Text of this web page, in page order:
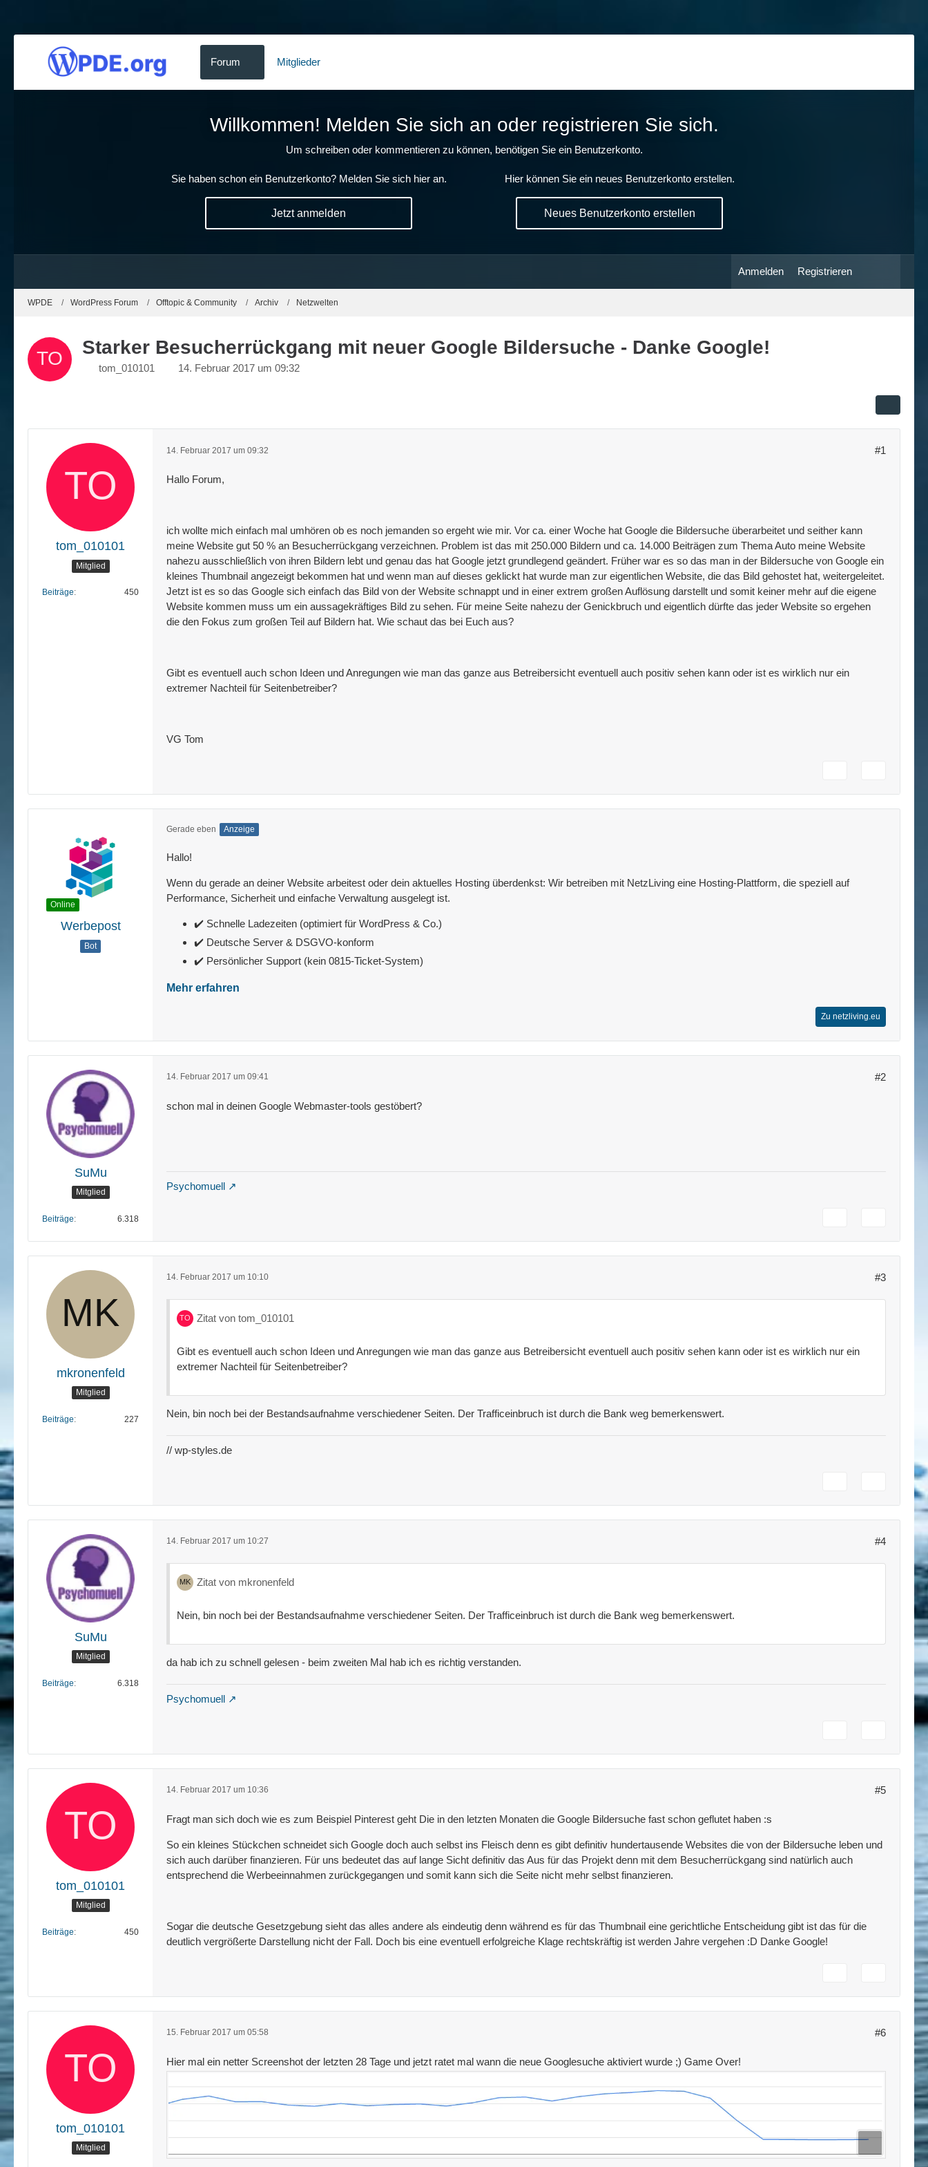
Forum Mitglieder
Willkommen! Melden Sie sich an oder registrieren Sie sich.
Um schreiben oder kommentieren zu können, benötigen Sie ein Benutzerkonto.
Sie haben schon ein Benutzerkonto? Melden Sie sich hier an.
Jetzt anmelden
Hier können Sie ein neues Benutzerkonto erstellen.
Neues Benutzerkonto erstellen
Anmelden Registrieren
WPDE WordPress Forum Offtopic & Community Archiv Netzwelten
Starker Besucherrückgang mit neuer Google Bildersuche - Danke Google!
tom_010101 14. Februar 2017 um 09:32
tom_010101
Mitglied
Beiträge 450
14. Februar 2017 um 09:32 #1
Hallo Forum,
ich wollte mich einfach mal umhören ob es noch jemanden so ergeht wie mir. Vor ca. einer Woche hat Google die Bildersuche überarbeitet und seither kann
meine Website gut 50 % an Besucherrückgang verzeichnen. Problem ist das mit 250.000 Bildern und ca. 14.000 Beiträgen zum Thema Auto meine Website
nahezu ausschließlich von ihren Bildern lebt und genau das hat Google jetzt grundlegend geändert. Früher war es so das man in der Bildersuche von Google ein
kleines Thumbnail angezeigt bekommen hat und wenn man auf dieses geklickt hat wurde man zur eigentlichen Website, die das Bild gehostet hat, weitergeleitet.
Jetzt ist es so das Google sich einfach das Bild von der Website schnappt und in einer extrem großen Auflösung darstellt und somit keiner mehr auf die eigene
Website kommen muss um ein aussagekräftiges Bild zu sehen. Für meine Seite nahezu der Genickbruch und eigentlich dürfte das jeder Website so ergehen
die den Fokus zum großen Teil auf Bildern hat. Wie schaut das bei Euch aus?
Gibt es eventuell auch schon Ideen und Anregungen wie man das ganze aus Betreibersicht eventuell auch positiv sehen kann oder ist es wirklich nur ein
extremer Nachteil für Seitenbetreiber?
VG Tom
Online
Werbepost
Bot
Gerade eben Anzeige
Hallo!
Wenn du gerade an deiner Website arbeitest oder dein aktuelles Hosting überdenkst: Wir betreiben mit NetzLiving eine Hosting-Plattform, die speziell auf
Performance, Sicherheit und einfache Verwaltung ausgelegt ist.
✔️ Schnelle Ladezeiten (optimiert für WordPress & Co.)
✔️ Deutsche Server & DSGVO-konform
✔️ Persönlicher Support (kein 0815-Ticket-System)
Mehr erfahren
Zu netzliving.eu
SuMu
Mitglied
Beiträge 6.318
14. Februar 2017 um 09:41 #2
schon mal in deinen Google Webmaster-tools gestöbert?
Psychomuell
mkronenfeld
Mitglied
Beiträge 227
14. Februar 2017 um 10:10 #3
Zitat von tom_010101
Gibt es eventuell auch schon Ideen und Anregungen wie man das ganze aus Betreibersicht eventuell auch positiv sehen kann oder ist es wirklich nur ein
extremer Nachteil für Seitenbetreiber?
Nein, bin noch bei der Bestandsaufnahme verschiedener Seiten. Der Trafficeinbruch ist durch die Bank weg bemerkenswert.
// wp-styles.de
SuMu
Mitglied
Beiträge 6.318
14. Februar 2017 um 10:27 #4
Zitat von mkronenfeld
Nein, bin noch bei der Bestandsaufnahme verschiedener Seiten. Der Trafficeinbruch ist durch die Bank weg bemerkenswert.
da hab ich zu schnell gelesen - beim zweiten Mal hab ich es richtig verstanden.
Psychomuell
tom_010101
Mitglied
Beiträge 450
14. Februar 2017 um 10:36 #5
Fragt man sich doch wie es zum Beispiel Pinterest geht Die in den letzten Monaten die Google Bildersuche fast schon geflutet haben :s
So ein kleines Stückchen schneidet sich Google doch auch selbst ins Fleisch denn es gibt definitiv hundertausende Websites die von der Bildersuche leben und
sich auch darüber finanzieren. Für uns bedeutet das auf lange Sicht definitiv das Aus für das Projekt denn mit dem Besucherrückgang sind natürlich auch
entsprechend die Werbeeinnahmen zurückgegangen und somit kann sich die Seite nicht mehr selbst finanzieren.
Sogar die deutsche Gesetzgebung sieht das alles andere als eindeutig denn während es für das Thumbnail eine gerichtliche Entscheidung gibt ist das für die
deutlich vergrößerte Darstellung nicht der Fall. Doch bis eine eventuell erfolgreiche Klage rechtskräftig ist werden Jahre vergehen :D Danke Google!
tom_010101
Mitglied
15. Februar 2017 um 05:58 #6
Hier mal ein netter Screenshot der letzten 28 Tage und jetzt ratet mal wann die neue Googlesuche aktiviert wurde ;) Game Over!